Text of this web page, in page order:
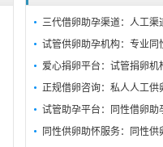
三代借卵助孕渠道：人工
试管供卵助孕机构：专业
爱心捐卵平台：试管捐卵
正规借卵咨询：私人人工
试管助孕平台：同性借卵
同性供卵助怀服务：同性